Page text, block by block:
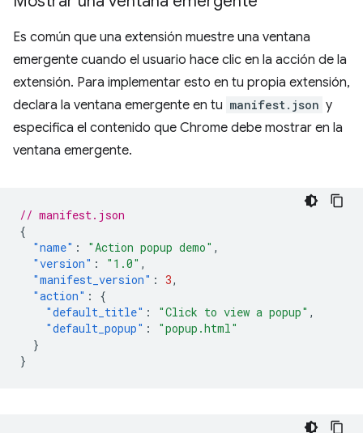
Es común que una extensión muestre una ventana
emergente cuando el usuario hace clic en la acción de la
extensión. Para implementar esto en tu propia extensión,
declara la ventana emergente en tu manifest.json y
especifica el contenido que Chrome debe mostrar en la
ventana emergente.
// manifest.json
{
"name" : "Action popup demo" ,
"version" : "1.0" ,
"manifest_version" : 3,
"action" :
{
"default_title" : "Click to view a popup" ,
"default_popup" :
"popup.html"
}
}